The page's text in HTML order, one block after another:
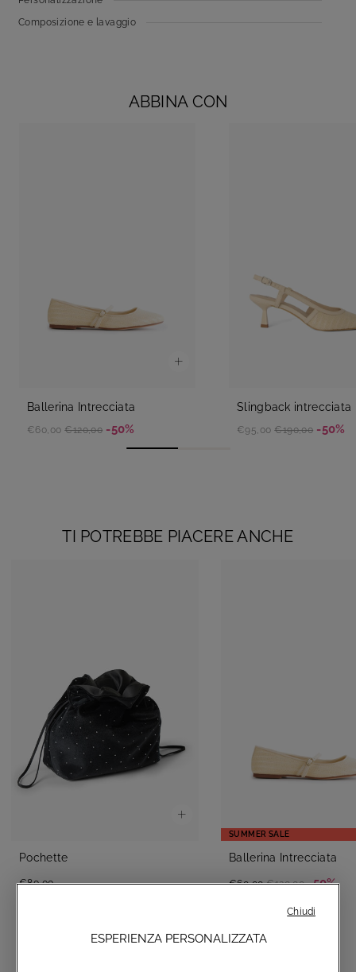
Composizione e lavaggio
ABBINA CON
Ballerina Intrecciata
€60,00 €120,00 -50%
Slingback intrecciata
€95,00 €190,00 -50%
TI POTREBBE PIACERE ANCHE
Pochette
€80,00
SUMMER SALE
Ballerina Intrecciata
€60,00 €120,00 -50%
ESPERIENZA PERSONALIZZATA
Chiudi